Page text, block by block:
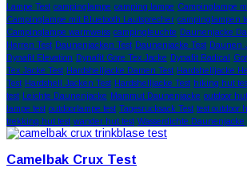
Lampe Test campinglampe camping lampe Campinglampe
Campinglampe mit Bluetooth Lautsprecher campinglampen
Campinglampe warmweiss campingleuchte Daunenjacke
Herren Test Daunenjacken Test Daunenjacke Test Daunen
Dynafit Elevation Dynafit Gore Tex Jacke Dynafit Radical
Tex Jacke Test Hardshelljacke Damen Test Hardshelljacke
Test Hardshell Jacken Test Hardshelljacke Test hiking hut
test Leichte Daunenjacke Mammut Daunenjacke outdoor
lampe test outdoorlampe test Tagesrucksack Test test outdoor
trekking hut test wander hut test Wasserdichte Daunenjacke
Camelbak Crux Test